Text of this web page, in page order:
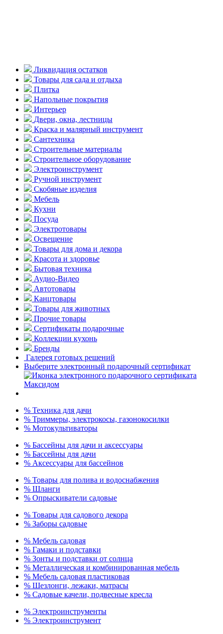
Ликвидация остатков
Товары для сада и отдыха
Плитка
Напольные покрытия
Интерьер
Двери, окна, лестницы
Краска и малярный инструмент
Сантехника
Строительные материалы
Строительное оборудование
Электроинструмент
Ручной инструмент
Скобяные изделия
Мебель
Кухни
Посуда
Электротовары
Освещение
Товары для дома и декора
Красота и здоровье
Бытовая техника
Аудио-Видео
Автотовары
Канцтовары
Товары для животных
Прочие товары
Сертификаты подарочные
Коллекции кухонь
Бренды
Галерея готовых решений
Выберите электронный подарочный сертификат
% Техника для дачи
% Триммеры, электрокосы, газонокосилки
% Мотокультиваторы
% Бассейны для дачи и аксессуары
% Бассейны для дачи
% Аксессуары для бассейнов
% Товары для полива и водоснабжения
% Шланги
% Опрыскиватели садовые
% Товары для садового декора
% Заборы садовые
% Мебель садовая
% Гамаки и подставки
% Зонты и подставки от солнца
% Металлическая и комбинированная мебель
% Мебель садовая пластиковая
% Шезлонги, лежаки, матрасы
% Садовые качели, подвесные кресла
% Электроинструменты
% Электроинструмент